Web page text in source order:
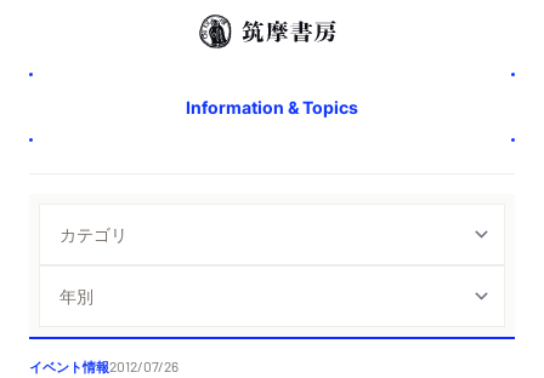
Information & Topics
イベント情報2012/07/26